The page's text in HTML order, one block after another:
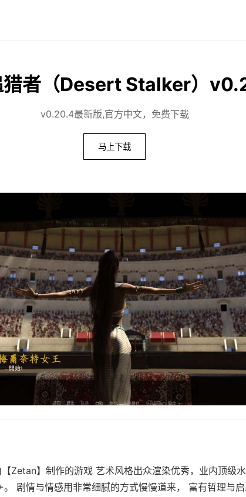
猎者（Desert Stalker）
v0.20.4最新版,官方中文，免费下载
马上下载
Zetan】制作的游戏 艺术风格出众渲染优秀，业内顶级
剧情与情感用非常细腻的方式慢慢道来， 富有哲理与